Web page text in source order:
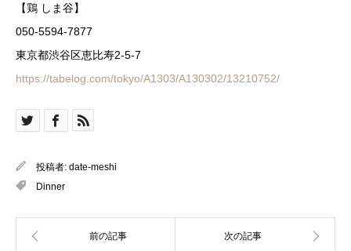
【鶏 しま谷】
050-5594-7877
東京都渋谷区恵比寿2-5-7
https://tabelog.com/tokyo/A1303/A130302/13210752/
投稿者: date-meshi
Dinner